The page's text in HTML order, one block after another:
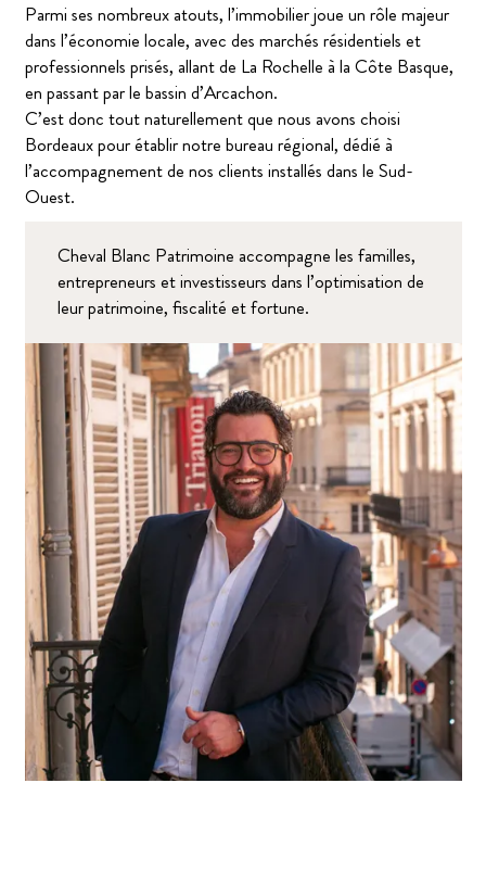
Parmi ses nombreux atouts, l’immobilier joue un rôle majeur
dans l’économie locale, avec des marchés résidentiels et
professionnels prisés, allant de La Rochelle à la Côte Basque,
en passant par le bassin d’Arcachon.
C’est donc tout naturellement que nous avons choisi
Bordeaux pour établir notre bureau régional, dédié à
l’accompagnement de nos clients installés dans le Sud-
Ouest.
Cheval Blanc Patrimoine accompagne les familles,
entrepreneurs et investisseurs dans l’optimisation de
leur patrimoine, fiscalité et fortune.